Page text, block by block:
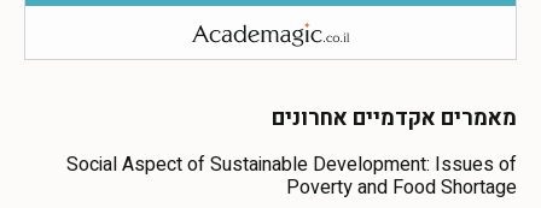
מאמרים אקדמיים אחרונים
Social Aspect of Sustainable Development: Issues of
Poverty and Food Shortage